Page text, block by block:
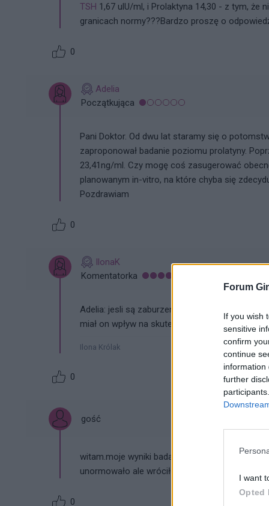
Forum
If you wish
sensitive
confirm
continue
information
further
I want
Opted
TSH 1,67 ulU/ml, i Prolaktyna 14,30 - z tym, że
granicach normy???Bardzo proszę o
0
Adelia
Początkująca
Pani Doktor. Od dwu lat staramy się o
zaproponował badanie poziomu prolatyny.
23,41ng/ml. Czy mogę coś zasugerować
planowanym in-vitro, na które chyba się
Pozdrawiam
0
IlonaK
Komentatorka
Adelia: jesli są zaburzenia
miał on wpływ na skutecznośc IVF.
Ilona Królak
0
gość
witam.moje wyniki badań to prolaktyna
unormowało ale wróciło a ja od 2 lat nie mogę
0